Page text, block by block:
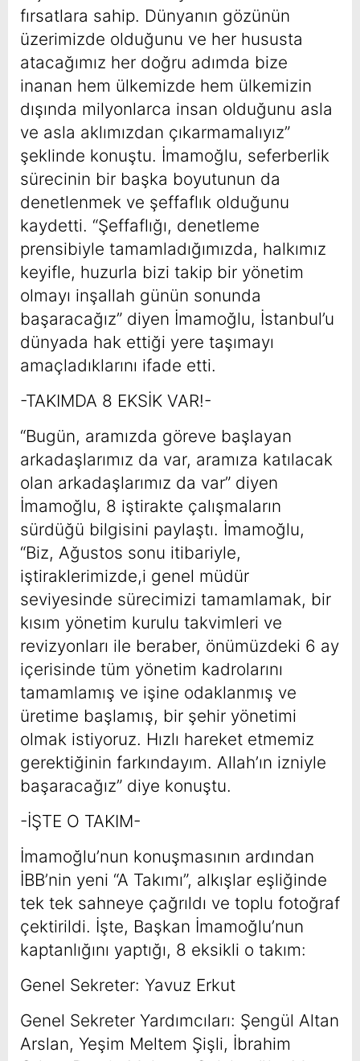
fırsatlara sahip. Dünyanın gözünün
üzerimizde olduğunu ve her hususta
atacağımız her doğru adımda bize
inanan hem ülkemizde hem ülkemizin
dışında milyonlarca insan olduğunu asla
ve asla aklımızdan çıkarmamalıyız”
şeklinde konuştu. İmamoğlu, seferberlik
sürecinin bir başka boyutunun da
denetlenmek ve şeffaflık olduğunu
kaydetti. “Şeffaflığı, denetleme
prensibiyle tamamladığımızda, halkımız
keyifle, huzurla bizi takip bir yönetim
olmayı inşallah günün sonunda
başaracağız” diyen İmamoğlu, İstanbul’u
dünyada hak ettiği yere taşımayı
amaçladıklarını ifade etti.
-TAKIMDA 8 EKSİK VAR!-
“Bugün, aramızda göreve başlayan
arkadaşlarımız da var, aramıza katılacak
olan arkadaşlarımız da var” diyen
İmamoğlu, 8 iştirakte çalışmaların
sürdüğü bilgisini paylaştı. İmamoğlu,
“Biz, Ağustos sonu itibariyle,
iştiraklerimizde,i genel müdür
seviyesinde sürecimizi tamamlamak, bir
kısım yönetim kurulu takvimleri ve
revizyonları ile beraber, önümüzdeki 6 ay
içerisinde tüm yönetim kadrolarını
tamamlamış ve işine odaklanmış ve
üretime başlamış, bir şehir yönetimi
olmak istiyoruz. Hızlı hareket etmemiz
gerektiğinin farkındayım. Allah’ın izniyle
başaracağız” diye konuştu.
-İŞTE O TAKIM-
İmamoğlu’nun konuşmasının ardından
İBB’nin yeni “A Takımı”, alkışlar eşliğinde
tek tek sahneye çağrıldı ve toplu fotoğraf
çektirildi. İşte, Başkan İmamoğlu’nun
kaptanlığını yaptığı, 8 eksikli o takım:
Genel Sekreter: Yavuz Erkut
Genel Sekreter Yardımcıları: Şengül Altan
Arslan, Yeşim Meltem Şişli, İbrahim